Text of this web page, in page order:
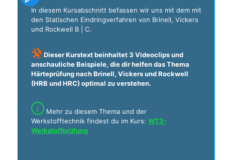
In diesem Kursabschnitt befassen wir uns mit dem mit
den Statischen Eindringverfahren von Brinell, Vickers
und Rockwell B | C.
Dieser Kurstext beinhaltet 3 Videoclips und
anschauliche Beispiele, die dir helfen das Thema
Härteprüfung nach Brinell, Vickers und Rockwell
(HRB und HRC) optimal zu verstehen.
Mehr zu diesem Thema und der
Werkstofftechnik findest du im Kurs: WT3-
Werkstoffprüfung